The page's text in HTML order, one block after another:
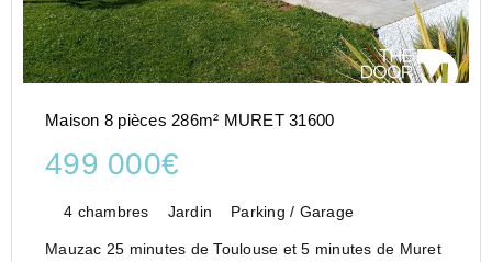
Maison 8 pièces 286m² MURET 31600
499 000€
4 chambres Jardin Parking / Garage
Mauzac 25 minutes de Toulouse et 5 minutes de Muret